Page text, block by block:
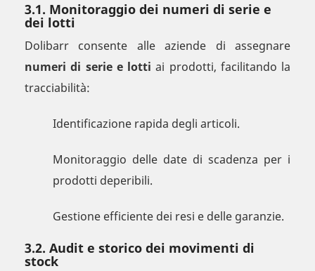
3.1. Monitoraggio dei numeri di serie e
dei lotti
Dolibarr consente alle aziende di assegnare
numeri di serie e lotti ai prodotti, facilitando la
tracciabilità:
Identificazione rapida degli articoli.
Monitoraggio delle date di scadenza per i
prodotti deperibili.
Gestione efficiente dei resi e delle garanzie.
3.2. Audit e storico dei movimenti di
stock